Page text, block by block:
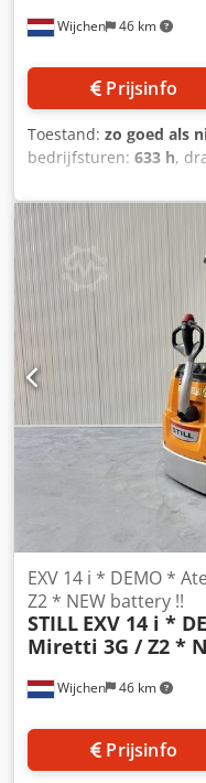
Wijchen 46 km
Prijsinfo
Toestand: zo goed als
bedrijfsturen: 633 h,
bouwhoogte:1.680 mm
14 C * EX * Miretti 2G /
Mast:2F2350
Uqpjfx Agysrf
Lifting height:2350 mm
Hours:633 hours
04/2026 Options:* EX *
Certificate = TUV - CY
= Cat 2G ( toegestaan in
Gb=====Dustgroep =
ZONE 22 ) Tempklasse
Wijchen 46 km
EXV 14 i * DEMO *
Z2 * NEW battery !!
STILL EXV 14 i *
Miretti 3G / Z2 *
Prijsinfo